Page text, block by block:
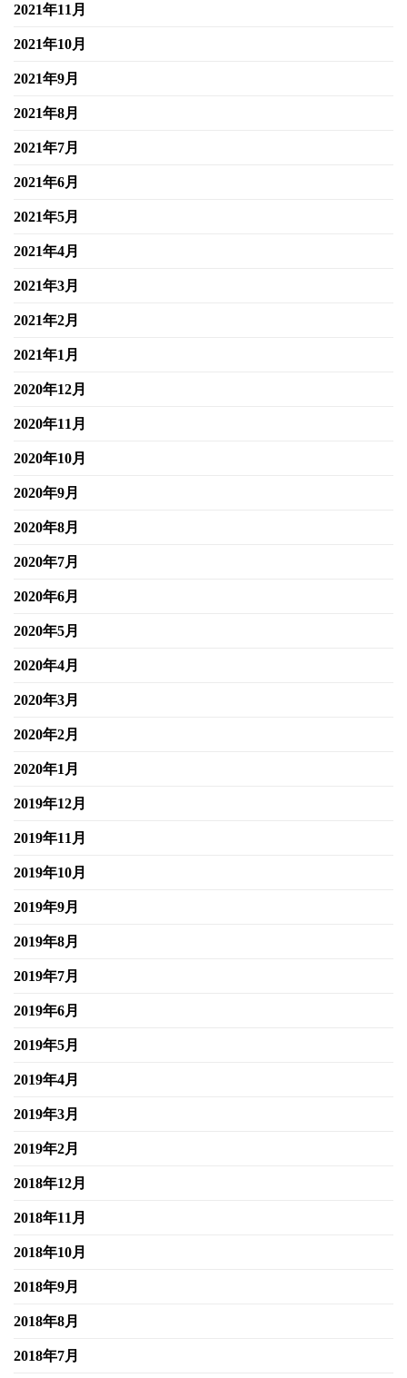
2021年11月
2021年10月
2021年9月
2021年8月
2021年7月
2021年6月
2021年5月
2021年4月
2021年3月
2021年2月
2021年1月
2020年12月
2020年11月
2020年10月
2020年9月
2020年8月
2020年7月
2020年6月
2020年5月
2020年4月
2020年3月
2020年2月
2020年1月
2019年12月
2019年11月
2019年10月
2019年9月
2019年8月
2019年7月
2019年6月
2019年5月
2019年4月
2019年3月
2019年2月
2018年12月
2018年11月
2018年10月
2018年9月
2018年8月
2018年7月